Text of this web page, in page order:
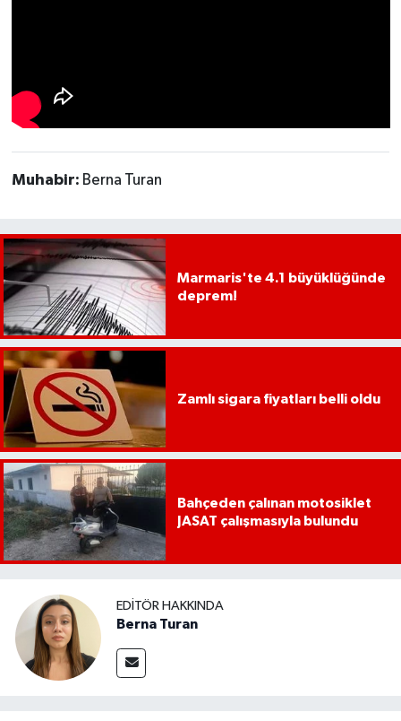
Muhabir: Berna Turan
Marmaris'te 4.1 büyüklüğünde
deprem!
Zamlı sigara fiyatları belli oldu
Bahçeden çalınan motosiklet
JASAT çalışmasıyla bulundu
EDITÖR HAKKINDA
Berna Turan